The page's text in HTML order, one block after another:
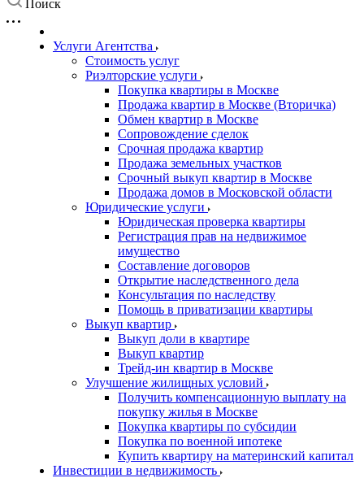
Поиск
Услуги Агентства
Стоимость услуг
Риэлторские услуги
Покупка квартиры в Москве
Продажа квартир в Москве (Вторичка)
Обмен квартир в Москве
Сопровождение сделок
Срочная продажа квартир
Продажа земельных участков
Срочный выкуп квартир в Москве
Продажа домов в Московской области
Юридические услуги
Юридическая проверка квартиры
Регистрация прав на недвижимое
имущество
Составление договоров
Открытие наследственного дела
Консультация по наследству
Помощь в приватизации квартиры
Выкуп квартир
Выкуп доли в квартире
Выкуп квартир
Трейд-ин квартир в Москве
Улучшение жилищных условий
Получить компенсационную выплату на
покупку жилья в Москве
Покупка квартиры по субсидии
Покупка по военной ипотеке
Купить квартиру на материнский капитал
Инвестиции в недвижимость